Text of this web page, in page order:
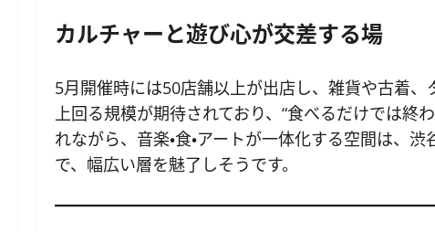
カルチャーと遊び心が交差する場
5月開催時には50店舗以上が出店し、雑貨や古着
上回る規模が期待されており、“食べるだけでは終
れながら、音楽・食・アートが一体化する空間は、
で、幅広い層を魅了しそうです。